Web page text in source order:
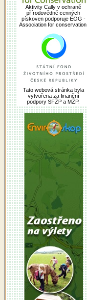
Aktivity Cally v ochraně
přírodovědně cenných
pískoven podporuje EOG -
Association for conservation.
Tato webová stránka byla
vytvořena za finanční
podpory SFŽP a MŽP.